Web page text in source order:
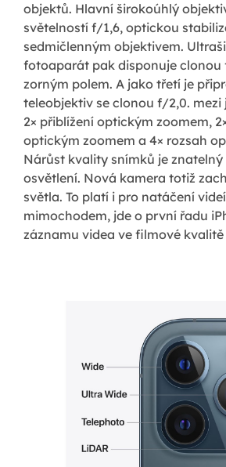
objektů. Hlavní širokoúhlý
světelností f/1,6, optickou
sedmičlenným objektivem.
fotoaparát pak disponuje clonou
zorným polem. A jako třetí je
teleobjektiv se clonou f/2,0.
2× přiblížení optickým zoomem,
optickým zoomem a 4× rozsah
Nárůst kvality snímků je znatelný
osvětlení. Nová kamera totiž
světla. To platí i pro natáčení
mimochodem, jde o první řadu
záznamu videa ve filmové kvalitě